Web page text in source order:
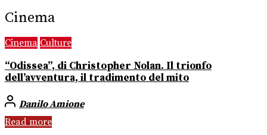
Cinema
Cinema Culture
“Odissea”, di Christopher Nolan. Il trionfo
dell’avventura, il tradimento del mito
Danilo Amione
Read more